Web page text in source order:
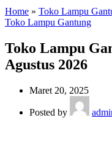
Home » Toko Lampu
Toko Lampu Gantung
Toko Lampu
Agustus 2026
Maret 20, 2025
Posted by